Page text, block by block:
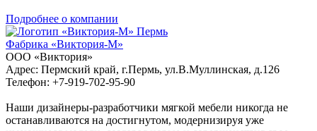
Подробнее о компании
Пермь
Фабрика «Виктория-М»
ООО «Виктория»
Адрес: Пермский край, г.Пермь, ул.В.Муллинская, д.126
Телефон: +7-919-702-95-90
Наши дизайнеры-разработчики мягкой мебели никогда не
останавливаются на достигнутом, модернизируя уже